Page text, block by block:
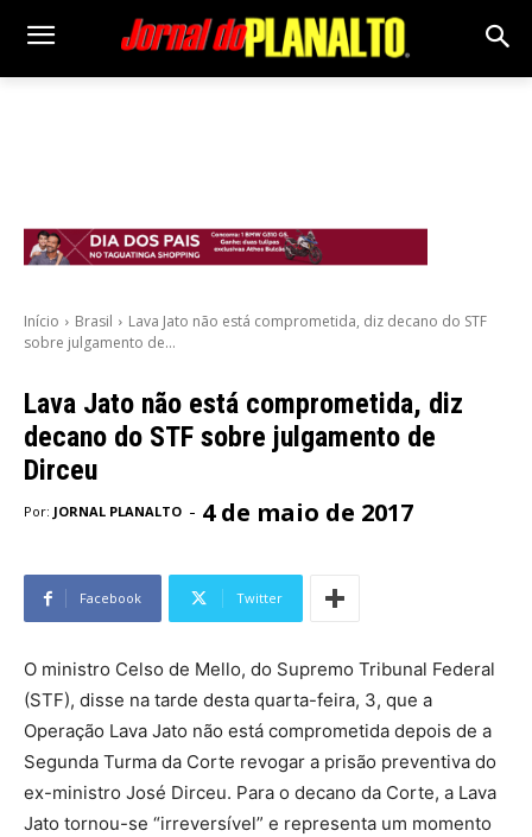
Início Brasil
Lava Jato não está comprometida, diz decano do STF
sobre julgamento de...
Lava Jato não está comprometida, diz
decano do STF sobre julgamento de
Dirceu
Por: JORNAL PLANALTO - 4 de maio de 2017
Facebook Twitter
O ministro Celso de Mello, do Supremo Tribunal Federal
(STF), disse na tarde desta quarta-feira, 3, que a
Operação Lava Jato não está comprometida depois de a
Segunda Turma da Corte revogar a prisão preventiva do
ex-ministro José Dirceu. Para o decano da Corte, a Lava
Jato tornou-se “irreversível” e representa um momento